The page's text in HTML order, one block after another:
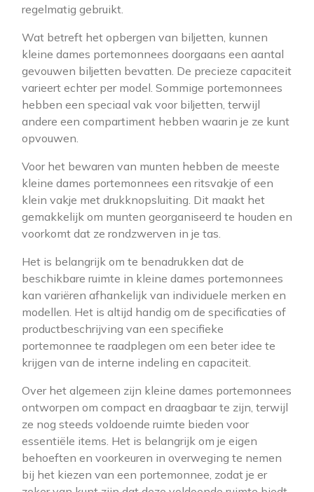
regelmatig gebruikt.
Wat betreft het opbergen van biljetten, kunnen
kleine dames portemonnees doorgaans een aantal
gevouwen biljetten bevatten. De precieze capaciteit
varieert echter per model. Sommige portemonnees
hebben een speciaal vak voor biljetten, terwijl
andere een compartiment hebben waarin je ze kunt
opvouwen.
Voor het bewaren van munten hebben de meeste
kleine dames portemonnees een ritsvakje of een
klein vakje met drukknopsluiting. Dit maakt het
gemakkelijk om munten georganiseerd te houden en
voorkomt dat ze rondzwerven in je tas.
Het is belangrijk om te benadrukken dat de
beschikbare ruimte in kleine dames portemonnees
kan variëren afhankelijk van individuele merken en
modellen. Het is altijd handig om de specificaties of
productbeschrijving van een specifieke
portemonnee te raadplegen om een beter idee te
krijgen van de interne indeling en capaciteit.
Over het algemeen zijn kleine dames portemonnees
ontworpen om compact en draagbaar te zijn, terwijl
ze nog steeds voldoende ruimte bieden voor
essentiële items. Het is belangrijk om je eigen
behoeften en voorkeuren in overweging te nemen
bij het kiezen van een portemonnee, zodat je er